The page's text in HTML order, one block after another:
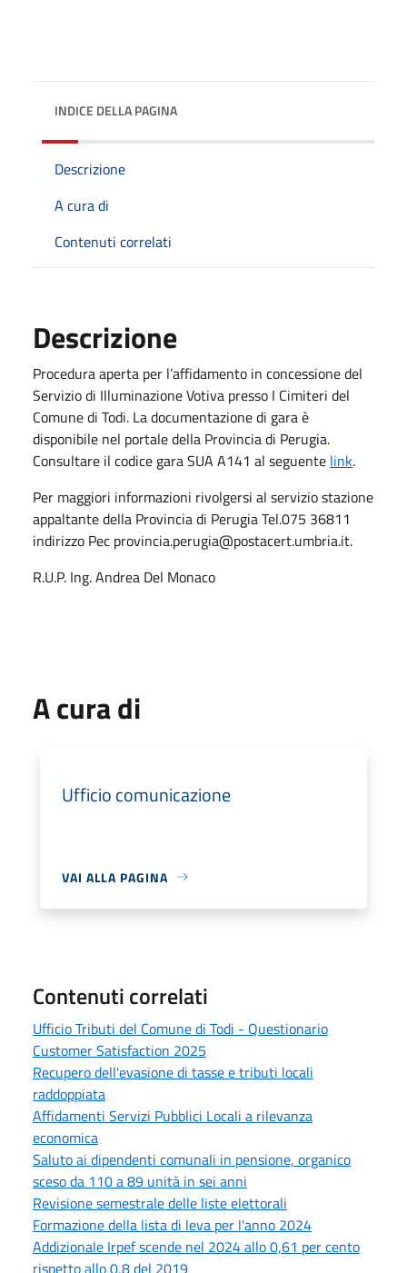
INDICE DELLA PAGINA
Descrizione
A cura di
Contenuti correlati
Descrizione
Procedura aperta per l’affidamento in concessione del
Servizio di Illuminazione Votiva presso I Cimiteri del
Comune di Todi. La documentazione di gara è
disponibile nel portale della Provincia di Perugia.
Consultare il codice gara SUA A141 al seguente link.
Per maggiori informazioni rivolgersi al servizio stazione
appaltante della Provincia di Perugia Tel.075 36811
indirizzo Pec provincia.perugia@postacert.umbria.it.
R.U.P. Ing. Andrea Del Monaco
A cura di
Ufficio comunicazione
VAI ALLA PAGINA
Contenuti correlati
Ufficio Tributi del Comune di Todi - Questionario
Customer Satisfaction 2025
Recupero dell'evasione di tasse e tributi locali
raddoppiata
Affidamenti Servizi Pubblici Locali a rilevanza
economica
Saluto ai dipendenti comunali in pensione, organico
sceso da 110 a 89 unità in sei anni
Revisione semestrale delle liste elettorali
Formazione della lista di leva per l'anno 2024
Addizionale Irpef scende nel 2024 allo 0,61 per cento
rispetto allo 0,8 del 2019